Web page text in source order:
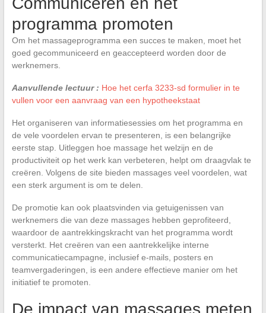
programma promoten
Om het massageprogramma een succes te maken, moet het
goed gecommuniceerd en geaccepteerd worden door de
werknemers.
Aanvullende lectuur : Hoe het cerfa 3233-sd formulier in te
vullen voor een aanvraag van een hypotheekstaat
Het organiseren van informatiesessies om het programma en
de vele voordelen ervan te presenteren, is een belangrijke
eerste stap. Uitleggen hoe massage het welzijn en de
productiviteit op het werk kan verbeteren, helpt om draagvlak te
creëren. Volgens de site bieden massages veel voordelen, wat
een sterk argument is om te delen.
De promotie kan ook plaatsvinden via getuigenissen van
werknemers die van deze massages hebben geprofiteerd,
waardoor de aantrekkingskracht van het programma wordt
versterkt. Het creëren van een aantrekkelijke interne
communicatiecampagne, inclusief e-mails, posters en
teamvergaderingen, is een andere effectieve manier om het
initiatief te promoten.
De impact van massages meten